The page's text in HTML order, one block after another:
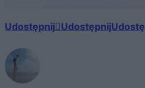
Udostępnij Udostępnij